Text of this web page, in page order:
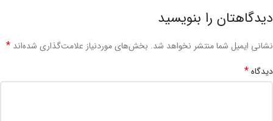
دیدگاهتان را بنویسید
نشانی ایمیل شما منتشر نخواهد شد. بخش‌های موردنیاز علامت‌گذاری شده‌اند *
دیدگاه*